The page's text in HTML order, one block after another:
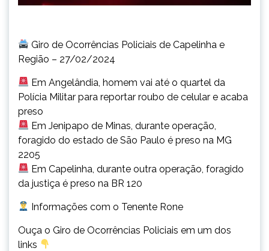
Giro de Ocorrências Policiais de Capelinha e
Região – 27/02/2024
Em Angelândia, homem vai até o quartel da
Polícia Militar para reportar roubo de celular e acaba
preso
Em Jenipapo de Minas, durante operação,
foragido do estado de São Paulo é preso na MG
2205
Em Capelinha, durante outra operação, foragido
da justiça é preso na BR 120
Informações com o Tenente Rone
Ouça o Giro de Ocorrências Policiais em um dos
links